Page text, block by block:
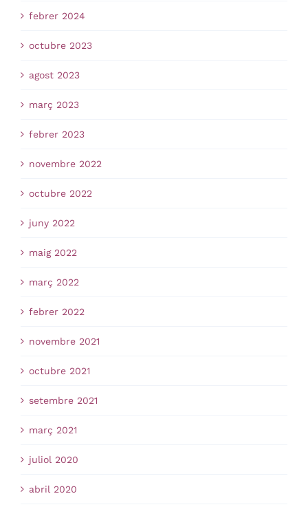
febrer 2024
octubre 2023
agost 2023
març 2023
febrer 2023
novembre 2022
octubre 2022
juny 2022
maig 2022
març 2022
febrer 2022
novembre 2021
octubre 2021
setembre 2021
març 2021
juliol 2020
abril 2020